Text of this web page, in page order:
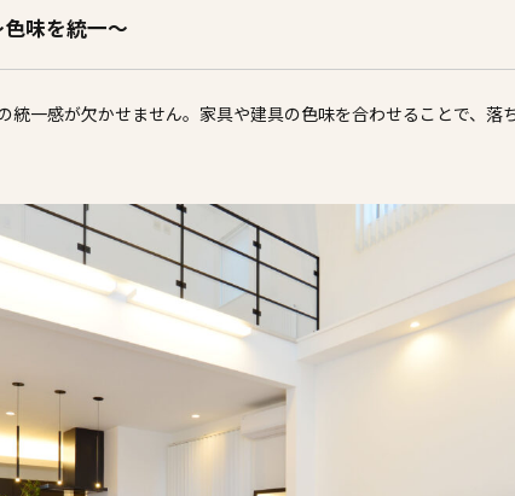
味を統一～
統一感が欠かせません。家具や建具の色味を合わせることで、落